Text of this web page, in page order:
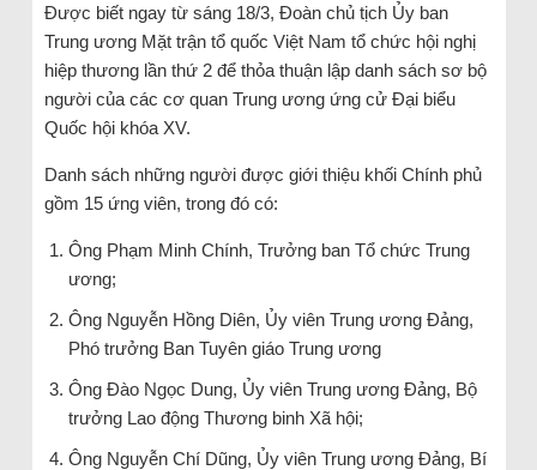
Được biết ngay từ sáng 18/3, Đoàn chủ tịch Ủy ban
Trung ương Mặt trận tổ quốc Việt Nam tổ chức hội nghị
hiệp thương lần thứ 2 để thỏa thuận lập danh sách sơ bộ
người của các cơ quan Trung ương ứng cử Đại biểu
Quốc hội khóa XV.
Danh sách những người được giới thiệu khối Chính phủ
gồm 15 ứng viên, trong đó có:
Ông Phạm Minh Chính, Trưởng ban Tổ chức Trung
ương;
Ông Nguyễn Hồng Diên, Ủy viên Trung ương Đảng,
Phó trưởng Ban Tuyên giáo Trung ương
Ông Đào Ngọc Dung, Ủy viên Trung ương Đảng, Bộ
trưởng Lao động Thương binh Xã hội;
Ông Nguyễn Chí Dũng, Ủy viên Trung ương Đảng, Bí